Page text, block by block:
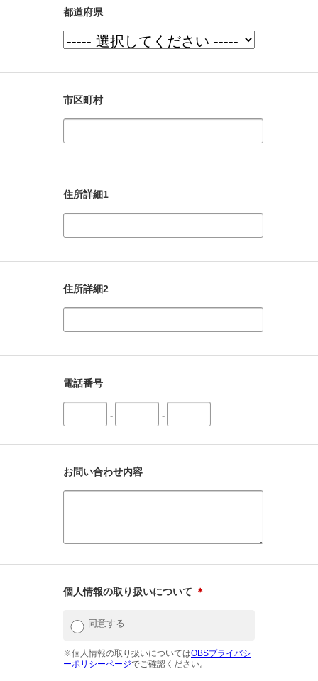
都道府県
市区町村
住所詳細1
住所詳細2
電話番号
- -
お問い合わせ内容
個人情報の取り扱いについて ＊
同意する
※個人情報の取り扱いについてはOBSプライバシ
ーポリシーページでご確認ください。